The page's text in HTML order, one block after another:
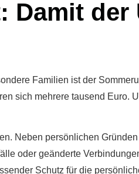
Damit der
Familien ist der
sich mehrere tausend Euro.
Neben persönlichen
oder geänderte
Schutz für die